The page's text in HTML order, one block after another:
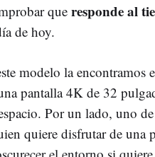
que responde al
de hoy.
modelo la
pantalla 4K de 32
Por un lado, uno
quiere disfrutar de una